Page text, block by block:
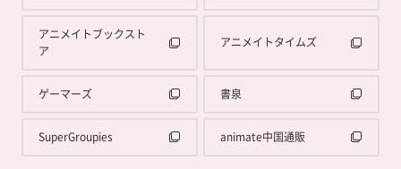
アニメイトブックスト
ア
アニメイトタイムズ
ゲーマーズ 書泉
SuperGroupies animate中国通販